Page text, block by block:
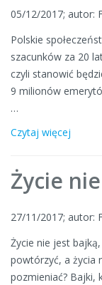
05/12/2017; autor:
Polskie
szacunków za 20
czyli stanowić
9 milionów
…
Czytaj więcej
Życie
27/11/2017; autor:
Życie nie jest
powtórzyć, a życia
pozmieniać? Bajki,